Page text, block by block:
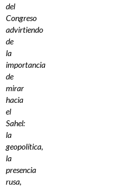
del
Congreso
advirtiendo
de
la
importancia
de
mirar
hacia
el
Sahel:
la
geopolítica,
la
presencia
rusa,